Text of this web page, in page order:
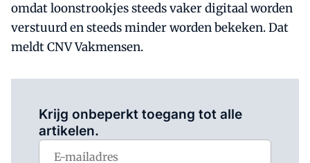
omdat loonstrookjes steeds vaker digitaal worden
verstuurd en steeds minder worden bekeken. Dat
meldt CNV Vakmensen.
Krijg onbeperkt toegang tot alle
artikelen.